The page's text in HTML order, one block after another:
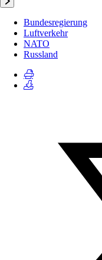
Bundesregierung
Luftverkehr
NATO
Russland